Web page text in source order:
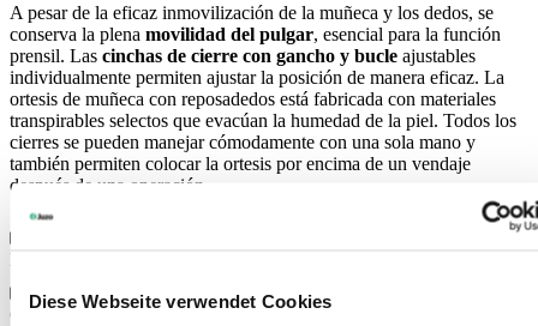
Diese Webseite verwendet Cookies
A pesar de la eficaz inmovilización de la muñeca y los dedos, se
conserva la plena movilidad del pulgar, esencial para la función
prensil. Las cinchas de cierre con gancho y bucle ajustables
individualmente permiten ajustar la posición de manera eficaz. La
ortesis de muñeca con reposadedos está fabricada con materiales
transpirables selectos que evacúan la humedad de la piel. Todos los
cierres se pueden manejar cómodamente con una sola mano y
también permiten colocar la ortesis por encima de un vendaje
después de una operación.
Propiedades
Colores